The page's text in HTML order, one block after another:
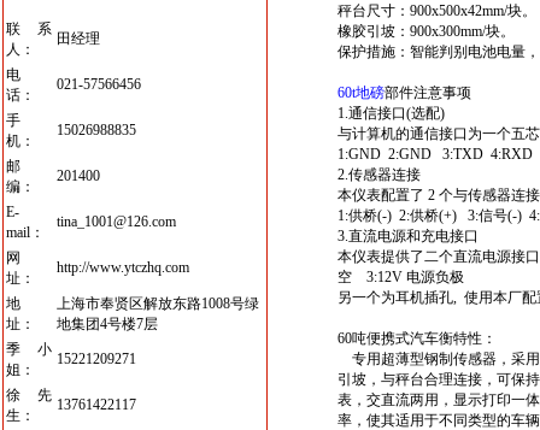
联系
人：
田经理
电
话：
021-57566456
手
机：
15026988835
邮
编：
201400
E-
mail：
tina_1001@126.com
网
址：
http://www.ytczhq.com
地
址：
上海市奉贤区解放东路1008号绿
地集团4号楼7层
季小
姐：
15221209271
徐先
生：
13761422117
秤台尺寸：900x500x42mm/块。
橡胶引坡：900x300mm/块。
保护措施：智能判别电池电量
60t地磅部件注意事项
1.通信接口(选配)
与计算机的通信接口为一个五
1:GND 2:GND 3:TXD 4:RXD
2.传感器连接
本仪表配置了 2 个与传感器连
1:供桥(-) 2:供桥(+) 3:信号(-)
3.直流电源和充电接口
本仪表提供了二个直流电源
空 3:12V 电源负极
另一个为耳机插孔, 使用本厂
60吨便携式汽车衡特性：
专用超薄型钢制传感器，采
引坡，与秤台合理连接，可保
表，交直流两用，显示打印一
率，使其适用于不同类型的车